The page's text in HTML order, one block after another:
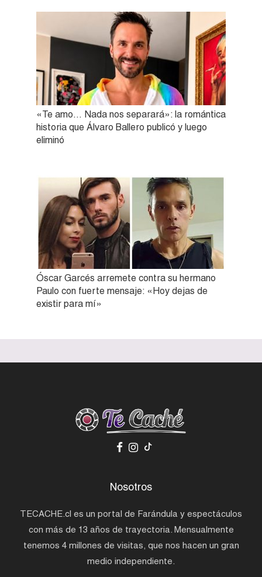
«Te amo… Nada nos separará»: la romántica
historia que Álvaro Ballero publicó y luego
eliminó
Óscar Garcés arremete contra su hermano
Paulo con fuerte mensaje: «Hoy dejas de
existir para mí»
Nosotros
TECACHE.cl es un portal de Farándula y espectáculos
con más de 13 años de trayectoria. Mensualmente
tenemos 4 millones de visitas, que nos hacen un gran
medio independiente.